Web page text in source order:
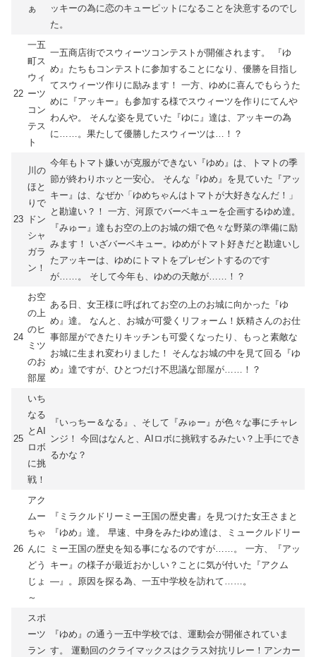
ぁ
ッキーの為に恋のキューピットになることを決意するのでし
た。
22
一五
町ス
ウィ
ーツ
コン
テス
ト
一五商店街でスウィーツコンテストが開催されます。 『ゆ
め』たちもコンテストに参加することになり、優勝を目指し
てスウィーツ作りに励みます！ 一方、ゆめに喜んでもらうた
めに『アッキー』も参加する様でスウィーツを作りにてんや
わんや。 そんな姿を見ていた『ゆに』達は、アッキーの為
に……。果たして優勝したスウィーツは…！？
23
川の
ほと
りで
ドン
シャ
ガラ
ン！
今年もトマト嫌いが克服ができない『ゆめ』は、トマトの季
節が終わりホッと一安心。 そんな『ゆめ』を見ていた『アッ
キー』は、なぜか「ゆめちゃんはトマトが大好きなんだ！」
と勘違い？！ 一方、河原でバーベキューを企画するゆめ達。
『みゅー』達もお空の上のお城の畑で色々な野菜の準備に励
みます！ いざバーベキュー。ゆめがトマト好きだと勘違いし
たアッキーは、ゆめにトマトをプレゼントするのです
が……。 そして今年も、ゆめの天敵が……！？
24
お空
の上
のヒ
ミツ
のお
部屋
ある日、女王様に呼ばれてお空の上のお城に向かった『ゆ
め』達。 なんと、お城が可愛くリフォーム！妖精さんのお仕
事部屋ができたりキッチンも可愛くなったり、もっと素敵な
お城に生まれ変わりました！ そんなお城の中を見て回る『ゆ
め』達ですが、ひとつだけ不思議な部屋が……！？
25
いち
なる
とAI
ロボ
に挑
戦！
『いっちー＆なる』、そして『みゅー』が色々な事にチャレ
ンジ！ 今回はなんと、AIロボに挑戦するみたい？上手にでき
るかな？
26
アク
ムー
ちゃ
んに
どう
じょ
～
『ミラクルドリーミー王国の歴史書』を見つけた女王さまと
『ゆめ』達。 早速、中身をみたゆめ達は、ミュークルドリー
ミー王国の歴史を知る事になるのですが……。 一方、『アッ
キー』の様子が最近おかしい？ことに気が付いた『アクム
―』。原因を探る為、一五中学校を訪れて……。
スポ
ーツ
ラン
『ゆめ』の通う一五中学校では、運動会が開催されていま
す。 運動回のクライマックスはクラス対抗リレー！アンカー